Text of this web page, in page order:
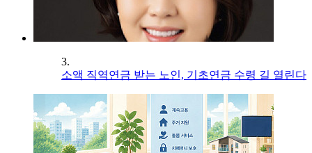
3.
소액 직역연금 받는 노인, 기초연금 수령 길 열린다